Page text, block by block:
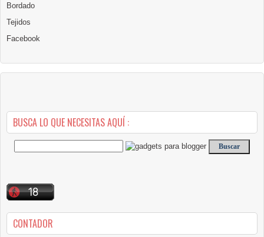
Bordado
Tejidos
Facebook
BUSCA LO QUE NECESITAS AQUÍ :
CONTADOR